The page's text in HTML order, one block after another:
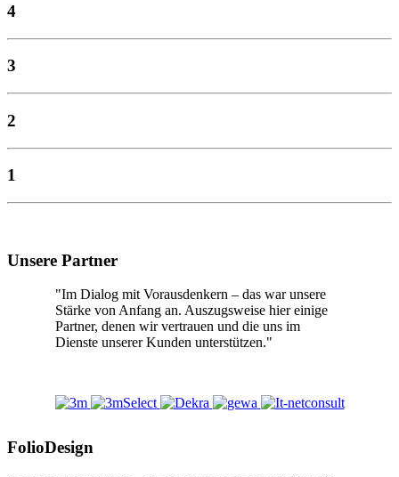
4
3
2
1
Unsere Partner
"Im Dialog mit Vorausdenkern – das war unsere
Stärke von Anfang an. Auszugsweise hier einige
Partner, denen wir vertrauen und die uns im
Dienste unserer Kunden unterstützen."
FolioDesign